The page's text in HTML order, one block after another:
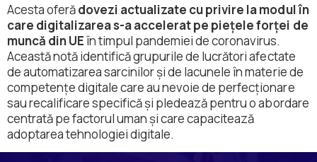
Acesta oferădovezi actualizate cu privire la modul în
care digitalizarea s-a accelerat pe piețele forței de
muncă din UEîn timpul pandemiei de coronavirus.
Această notă identifică grupurile de lucrători afectate
de automatizarea sarcinilor și de lacunele în materie de
competențe digitale care au nevoie de perfecționare
sau recalificare specifică și pledează pentru o abordare
centrată pe factorul uman și care capacitează
adoptarea tehnologiei digitale.